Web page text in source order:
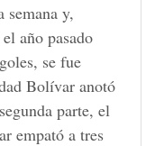
y,
año pasado
se fue
Bolívar anotó
parte, el
empató a tres